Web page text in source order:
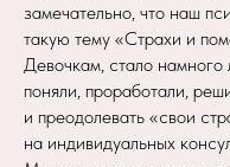
замечательно, что наш
такую тему «Страхи и
Девочкам, стало намного
поняли, проработали,
и преодолевать «свои
на индивидуальных